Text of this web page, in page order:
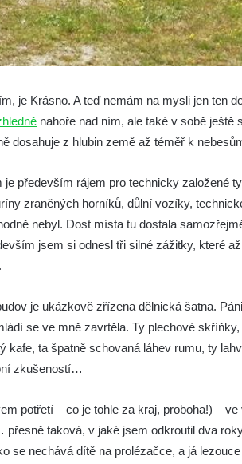
je Krásno. A teď nemám na mysli jen ten
nahoře nad ním, ale také v sobě ještě
dosahuje z hlubin země až téměř k
především rájem pro technicky založené
zraněných horníků, důlní vozíky,
nebyl. Dost místa tu dostala
jsem si odnesl tři silné zážitky, které
je ukázkově zřízena dělnická šatna.
se ve mně zavrtěla. Ty plechové
kafe, ta špatně schovaná láhev rumu, ty
zkušeností…
potřetí – co je tohle za kraj, proboha!) –
taková, v jaké jsem odkroutil dva
se nechává dítě na prolézačce, a já